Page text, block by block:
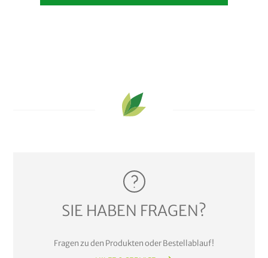
SIE HABEN FRAGEN?
Fragen zu den Produkten oder Bestellablauf!